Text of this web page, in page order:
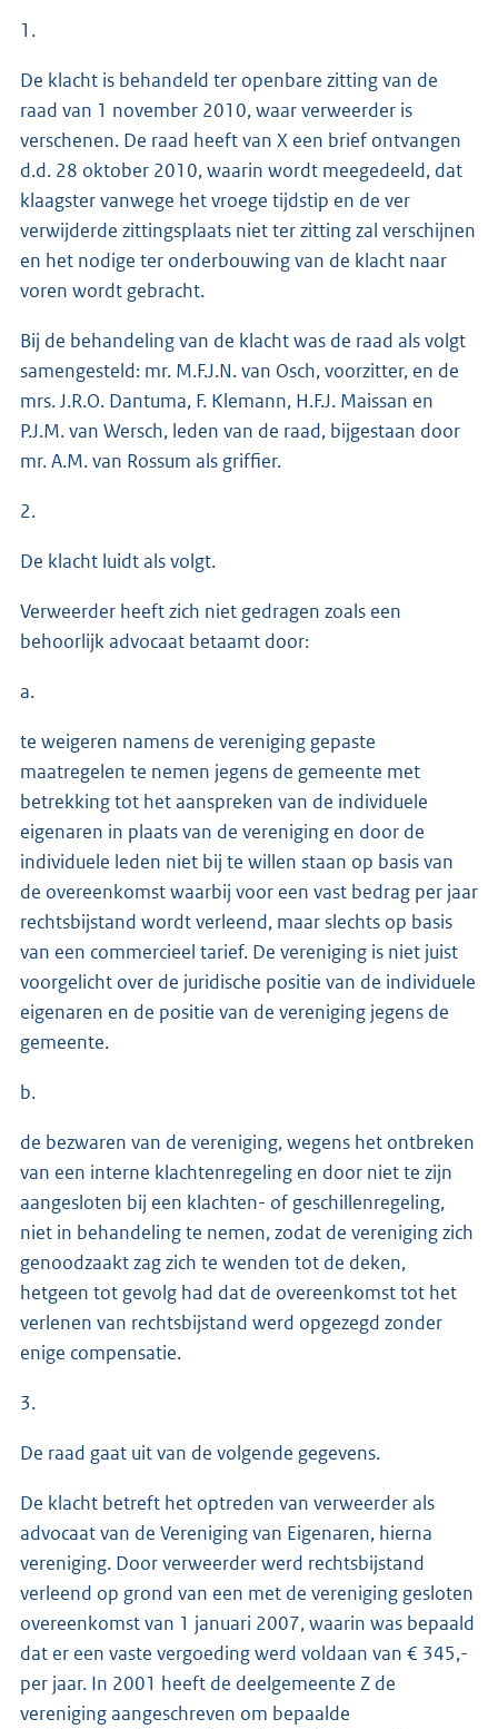
1.
De klacht is behandeld ter openbare zitting van de
raad van 1 november 2010, waar verweerder is
verschenen. De raad heeft van X een brief ontvangen
d.d. 28 oktober 2010, waarin wordt meegedeeld, dat
klaagster vanwege het vroege tijdstip en de ver
verwijderde zittingsplaats niet ter zitting zal verschijnen
en het nodige ter onderbouwing van de klacht naar
voren wordt gebracht.
Bij de behandeling van de klacht was de raad als volgt
samengesteld: mr. M.F.J.N. van Osch, voorzitter, en de
mrs. J.R.O. Dantuma, F. Klemann, H.F.J. Maissan en
P.J.M. van Wersch, leden van de raad, bijgestaan door
mr. A.M. van Rossum als griffier.
2.
De klacht luidt als volgt.
Verweerder heeft zich niet gedragen zoals een
behoorlijk advocaat betaamt door:
a.
te weigeren namens de vereniging gepaste
maatregelen te nemen jegens de gemeente met
betrekking tot het aanspreken van de individuele
eigenaren in plaats van de vereniging en door de
individuele leden niet bij te willen staan op basis van
de overeenkomst waarbij voor een vast bedrag per jaar
rechtsbijstand wordt verleend, maar slechts op basis
van een commercieel tarief. De vereniging is niet juist
voorgelicht over de juridische positie van de individuele
eigenaren en de positie van de vereniging jegens de
gemeente.
b.
de bezwaren van de vereniging, wegens het ontbreken
van een interne klachtenregeling en door niet te zijn
aangesloten bij een klachten- of geschillenregeling,
niet in behandeling te nemen, zodat de vereniging zich
genoodzaakt zag zich te wenden tot de deken,
hetgeen tot gevolg had dat de overeenkomst tot het
verlenen van rechtsbijstand werd opgezegd zonder
enige compensatie.
3.
De raad gaat uit van de volgende gegevens.
De klacht betreft het optreden van verweerder als
advocaat van de Vereniging van Eigenaren, hierna
vereniging. Door verweerder werd rechtsbijstand
verleend op grond van een met de vereniging gesloten
overeenkomst van 1 januari 2007, waarin was bepaald
dat er een vaste vergoeding werd voldaan van € 345,-
per jaar. In 2001 heeft de deelgemeente Z de
vereniging aangeschreven om bepaalde